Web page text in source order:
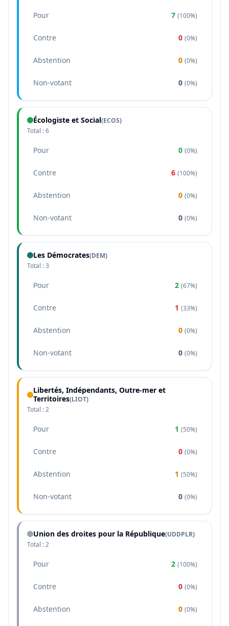
Pour 7 (100%)
Contre 0 (0%)
Abstention 0 (0%)
Non-votant 0 (0%)
Écologiste et Social(ECOS)
Total :6
Pour 0 (0%)
Contre 6 (100%)
Abstention 0 (0%)
Non-votant 0 (0%)
Les Démocrates(DEM)
Total :3
Pour 2 (67%)
Contre 1 (33%)
Abstention 0 (0%)
Non-votant 0 (0%)
Libertés, Indépendants, Outre-mer et
Territoires(LIOT)
Total :2
Pour 1 (50%)
Contre 0 (0%)
Abstention 1 (50%)
Non-votant 0 (0%)
Union des droites pour la République(UDDPLR)
Total :2
Pour 2 (100%)
Contre 0 (0%)
Abstention 0 (0%)